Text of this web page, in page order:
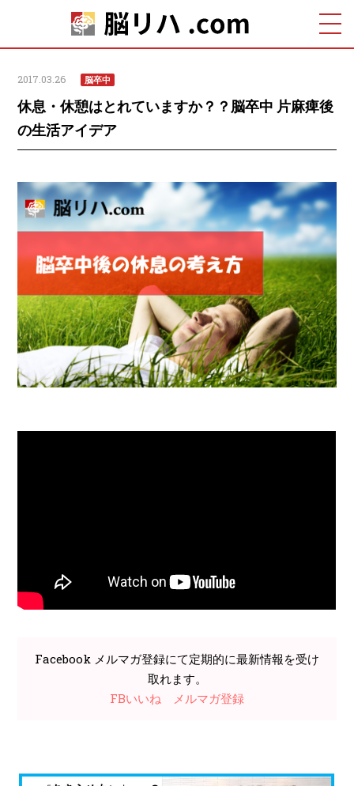
2017.03.26 脳卒中
休息・休憩はとれていますか？？脳卒中 片麻痺後
の生活アイデア
Facebook メルマガ登録にて定期的に最新情報を受け
取れます。
FBいいね
メルマガ登録